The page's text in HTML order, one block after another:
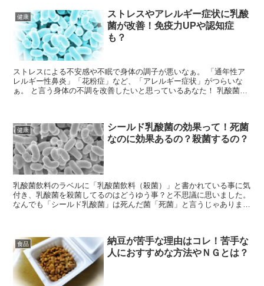
健康
ストレスやアレルギー症状に乳酸
菌が改善！免疫力UPや認知症
も？
ストレスによる不安感や不眠で身体の調子が悪いなぁ。 「通年性ア
レルギー性鼻炎」「花粉症」など、「アレルギー症状」がつらいな
ぁ。 と言う身体の不調を改善したいと思っているあなた！ 乳酸菌が
健康
シールド乳酸菌の効果って！死菌
なのに効果あるの？殺菌するの？
乳酸菌飲料のラベルに「乳酸菌飲料（殺菌）」と書かれている事に気
付き、乳酸菌を殺菌してるのはどうゆう事？と不思議に思いました。
なんでも「シールド乳酸菌」は死んだ菌「死菌」と言うじゃありませ
食品
納豆が苦手な理由はコレ！苦手な
人におすすめな方法やＮＧとは？